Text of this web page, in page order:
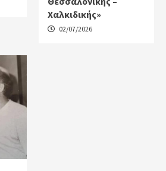
Χαλκιδικής»
02/07/2026